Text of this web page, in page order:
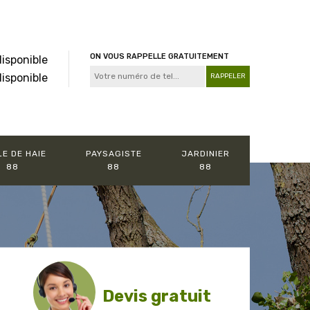
ON VOUS RAPPELLE GRATUITEMENT
DE HAIE
88
PAYSAGISTE
88
JARDINIER
88
Devis gratuit